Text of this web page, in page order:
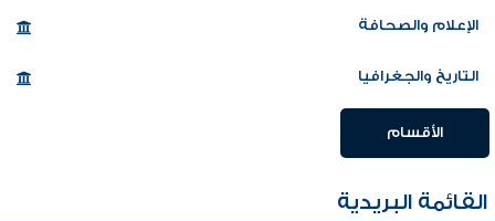
الإعلام والصحافة
التاريخ والجغرافيا
الأقسام
القائمة البريدية